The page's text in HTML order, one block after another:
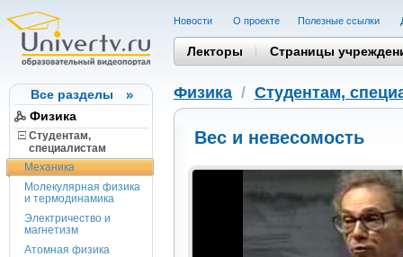
Все разделы
Физика
Студентам,
cпециалистам
Механика
Молекулярная физика
и термодинамика
Электричество и
магнетизм
Атомная физика
Новости О проекте Полезные cсылки
Лекторы Страницы
Физика / Студентам,
Вес и невесомость